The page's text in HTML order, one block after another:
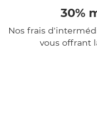
30%
Nos frais
vous offrant